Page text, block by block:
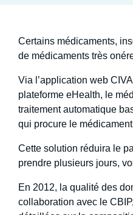
Certains médicaments,
de médicaments très
Via l’application web
plateforme eHealth, le
traitement automatique
qui procure le
Cette solution réduira le
prendre plusieurs jours,
En 2012, la qualité des
collaboration avec le